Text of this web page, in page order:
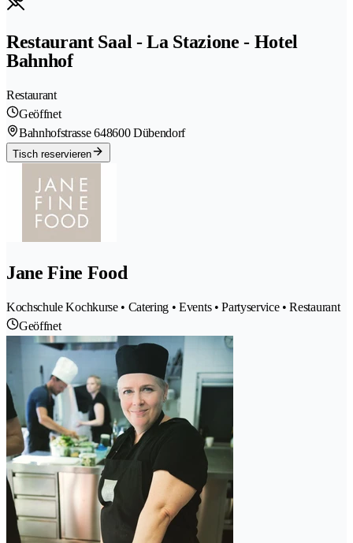
Restaurant Saal - La Stazione - Hotel
Bahnhof
Restaurant
Geöffnet
Bahnhofstrasse 648600 Dübendorf
Tisch reservieren
Jane Fine Food
Kochschule Kochkurse • Catering • Events • Partyservice • Restaurant
Geöffnet